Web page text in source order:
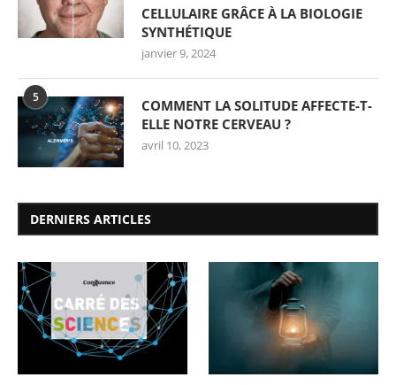
CELLULAIRE GRÂCE À LA BIOLOGIE
SYNTHÉTIQUE
janvier 9, 2024
5
COMMENT LA SOLITUDE AFFECTE-T-
ELLE NOTRE CERVEAU ?
avril 10, 2023
DERNIERS ARTICLES